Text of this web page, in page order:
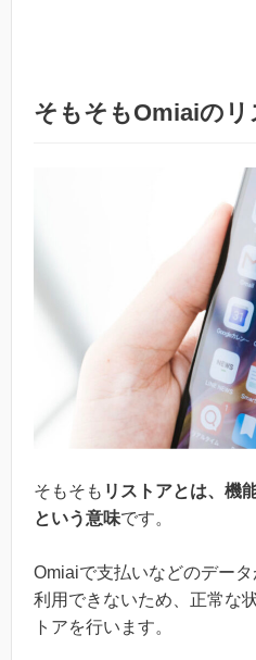
そもそもOmiaiのリ
そもそも リストアとは、機
という意味です。
Omiaiで支払いなどのデー
利用できないため、正常な
トアを行います。